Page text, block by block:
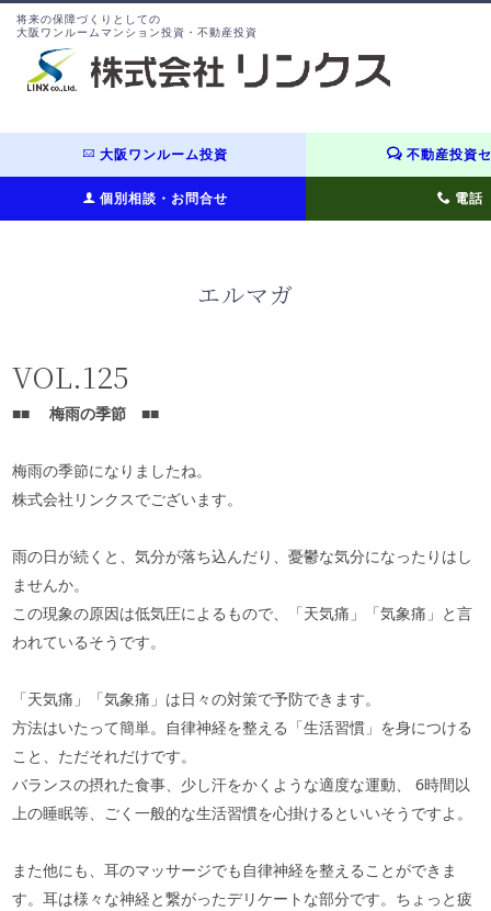
将来の保障づくりとしての
大阪ワンルームマンション投資・不動産投資
大阪ワンルーム投資 不動産投資
個別相談・お問合せ 電話
エルマガ
VOL.125
■■ 梅雨の季節 ■■
梅雨の季節になりましたね。
株式会社リンクスでございます。
雨の日が続くと、気分が落ち込んだり、憂鬱な気分になったりはし
ませんか。
この現象の原因は低気圧によるもので、「天気痛」「気象痛」と言
われているそうです。
「天気痛」「気象痛」は日々の対策で予防できます。
方法はいたって簡単。自律神経を整える「生活習慣」を身につける
こと、ただそれだけです。
バランスの摂れた食事、少し汗をかくような適度な運動、 6時間以
上の睡眠等、ごく一般的な生活習慣を心掛けるといいそうですよ。
また他にも、耳のマッサージでも自律神経を整えることができま
す。耳は様々な神経と繋がったデリケートな部分です。ちょっと疲